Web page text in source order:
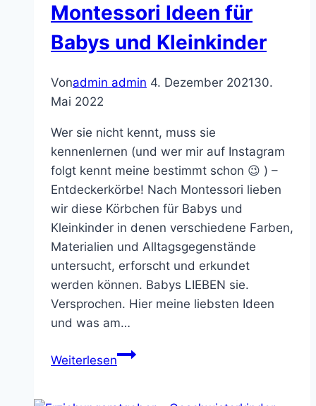
Montessori Ideen für
Babys und Kleinkinder
Vonadmin admin 4. Dezember 202130.
Mai 2022
Wer sie nicht kennt, muss sie
kennenlernen (und wer mir auf Instagram
folgt kennt meine bestimmt schon 😉 ) –
Entdeckerkörbe! Nach Montessori lieben
wir diese Körbchen für Babys und
Kleinkinder in denen verschiedene Farben,
Materialien und Alltagsgegenstände
untersucht, erforscht und erkundet
werden können. Babys LIEBEN sie.
Versprochen. Hier meine liebsten Ideen
und was am…
WeiterlesenEntdeckerkörbe